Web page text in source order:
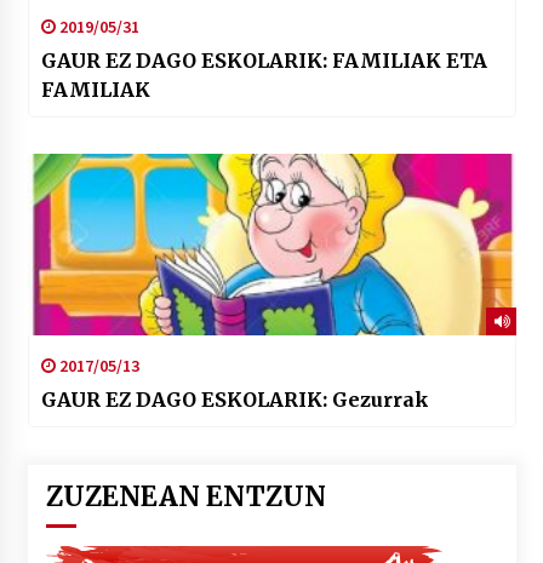
2019/05/31
GAUR EZ DAGO ESKOLARIK: FAMILIAK ETA
FAMILIAK
2017/05/13
GAUR EZ DAGO ESKOLARIK: Gezurrak
ZUZENEAN ENTZUN